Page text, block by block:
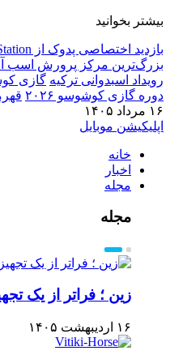
بیشتر بخوانید
بزرگ‌ترین مرکز پرورش اسب
رویداد اسبدوانی ترکیه گازی
دوره گازی کوشوسو ۲۰۲۶
۱۶ مرداد ۱۴۰۵
اپلیکیشن موبایل
خانه
اخبار
مجله
مجله
زین ؛ فراتر از یک
۱۶ اردیبهشت ۱۴۰۵